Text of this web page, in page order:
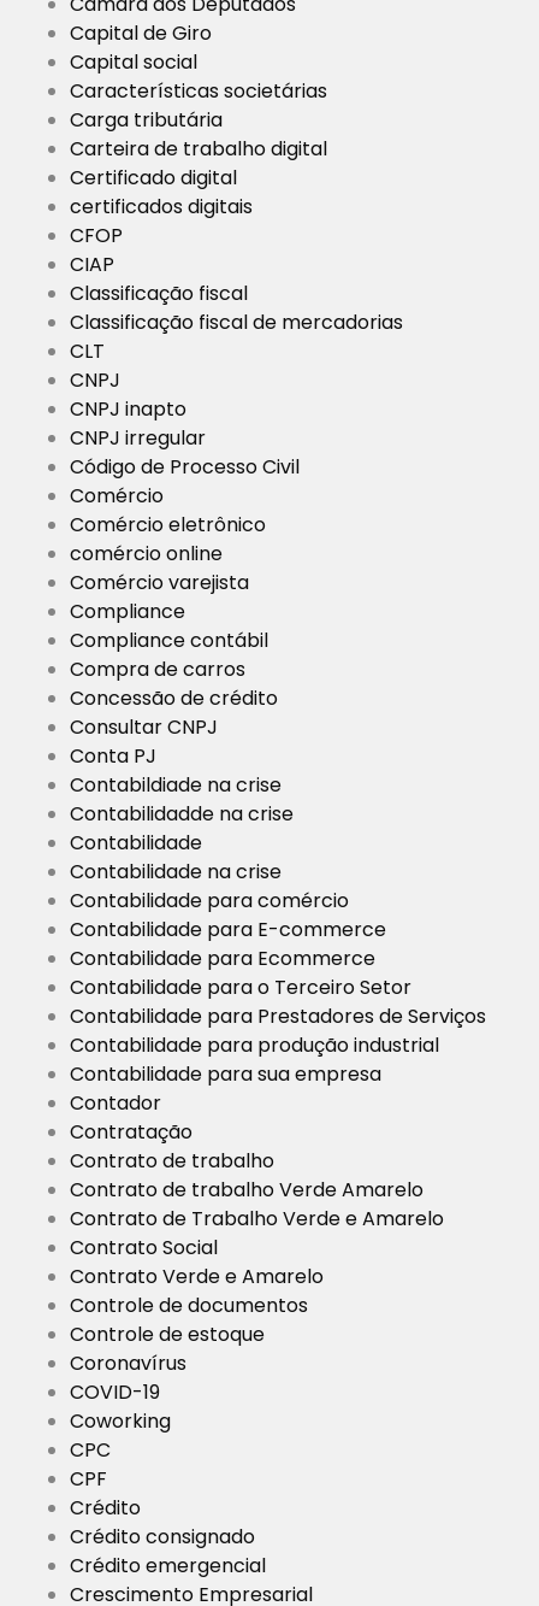
Capital de Giro
Capital social
Características societárias
Carga tributária
Carteira de trabalho digital
Certificado digital
certificados digitais
CFOP
CIAP
Classificação fiscal
Classificação fiscal de mercadorias
CLT
CNPJ
CNPJ inapto
CNPJ irregular
Código de Processo Civil
Comércio
Comércio eletrônico
comércio online
Comércio varejista
Compliance
Compliance contábil
Compra de carros
Concessão de crédito
Consultar CNPJ
Conta PJ
Contabildiade na crise
Contabilidadde na crise
Contabilidade
Contabilidade na crise
Contabilidade para comércio
Contabilidade para E-commerce
Contabilidade para Ecommerce
Contabilidade para o Terceiro Setor
Contabilidade para Prestadores de Serviços
Contabilidade para produção industrial
Contabilidade para sua empresa
Contador
Contratação
Contrato de trabalho
Contrato de trabalho Verde Amarelo
Contrato de Trabalho Verde e Amarelo
Contrato Social
Contrato Verde e Amarelo
Controle de documentos
Controle de estoque
Coronavírus
COVID-19
Coworking
CPC
CPF
Crédito
Crédito consignado
Crédito emergencial
Crescimento Empresarial